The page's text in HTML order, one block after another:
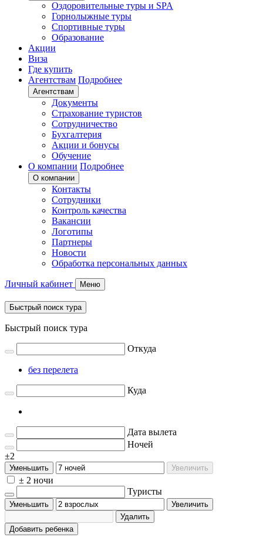
Оздоровительные туры и SPA
Горнолыжные туры
Спортивные туры
Образование
Акции
Виза
Где купить
Агентствам Подробнее
Агентствам
Документы
Страхование туристов
Сотрудничество
Бухгалтерия
Акции и бонусы
Обучение
О компании Подробнее
О компании
Контакты
Сотрудники
Контроль качества
Вакансии
Логотипы
Партнеры
Новости
Обработка персональных данных
Личный кабинет Меню
Быстрый поиск тура
Быстрый поиск тура
Откуда
без перелета
Куда
Дата вылета
Ночей
±2
Уменьшить Увеличить
± 2 ночи
Туристы
Уменьшить
Увеличить
Удалить
Добавить ребенка